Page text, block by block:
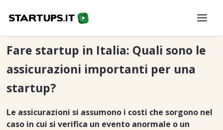
Fare startup in Italia: Quali sono le
assicurazioni importanti per una
startup?
Le assicurazioni si assumono i costi che sorgono nel
caso in cui si verifica un evento anormale o un